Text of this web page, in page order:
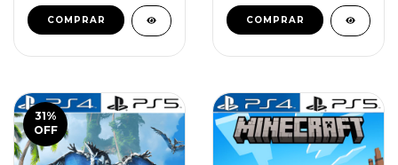
COMPRAR COMPRAR
31%
OFF